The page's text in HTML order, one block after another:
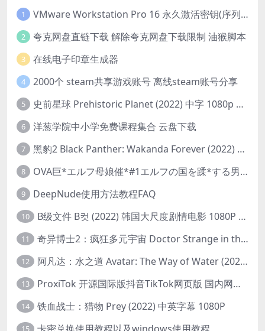
1 VMware Workstation Pro 16 永久激活密钥(序列号)
2 夸克网盘直链下载 解除夸克网盘下载限制 油猴脚本
3 在线电子印章生成器
4 2000个 steam共享游戏账号 离线steam账号分享
5 史前星球 Prehistoric Planet (2022) 中字 1080p 高清 阿里云盘 2022.5.27已更新全集
6 洋葱学院中小学免费课程集合 云盘下载
7 黑豹2 Black Panther: Wakanda Forever (2022) 高清版
8 OVA巨*エルフ母娘催*#1エルフの国を蹂*する男。汚された女王と姫
9 DeepNude使用方法教程FAQ
10 B级文件 B컷 (2022) 韩国大尺度剧情电影 1080P 中字
11 奇异博士2：疯狂多元宇宙 Doctor Strange in the Multiverse of Madness (2022) 高清版1080p
12 阿凡达：水之道 Avatar: The Way of Water (2022) 1080p 2k 4k 中文字幕
13 ProxiTok 开源国际版抖音TikTok网页版 国内网络直连
14 铁血战士：猎物 Prey (2022) 中英字幕 1080P
15 卡密兑换使用教程以及windows使用教程